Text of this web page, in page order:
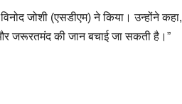
जोशी (एसडीएम) ने किया। उन्होंने कहा,
जरूरतमंद की जान बचाई जा सकती है।”